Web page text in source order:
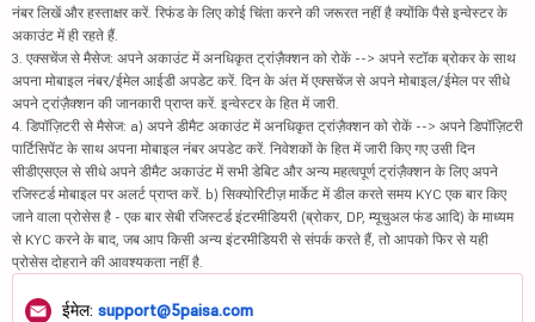
नंबर लिखें और हस्ताक्षर करें. रिफंड के लिए कोई चिंता करने की जरूरत नहीं है क्योंकि पैसे इन्वेस्टर के
अकाउंट में ही रहते हैं.
3. एक्सचेंज से मैसेज: अपने अकाउंट में अनधिकृत ट्रांज़ैक्शन को रोकें --> अपने स्टॉक ब्रोकर के साथ
अपना मोबाइल नंबर/ईमेल आईडी अपडेट करें. दिन के अंत में एक्सचेंज से अपने मोबाइल/ईमेल पर सीधे
अपने ट्रांज़ैक्शन की जानकारी प्राप्त करें. इन्वेस्टर के हित में जारी.
4. डिपॉज़िटरी से मैसेज: a) अपने डीमैट अकाउंट में अनधिकृत ट्रांज़ैक्शन को रोकें --> अपने डिपॉज़िटरी
पार्टिसिपेंट के साथ अपना मोबाइल नंबर अपडेट करें. निवेशकों के हित में जारी किए गए उसी दिन
सीडीएसएल से सीधे अपने डीमैट अकाउंट में सभी डेबिट और अन्य महत्वपूर्ण ट्रांज़ैक्शन के लिए अपने
रजिस्टर्ड मोबाइल पर अलर्ट प्राप्त करें. b) सिक्योरिटीज़ मार्केट में डील करते समय KYC एक बार किए
जाने वाला प्रोसेस है - एक बार सेबी रजिस्टर्ड इंटरमीडियरी (ब्रोकर, DP, म्यूचुअल फंड आदि) के माध्यम
से KYC करने के बाद, जब आप किसी अन्य इंटरमीडियरी से संपर्क करते हैं, तो आपको फिर से यही
प्रोसेस दोहराने की आवश्यकता नहीं है.
ईमेल: support@5paisa.com